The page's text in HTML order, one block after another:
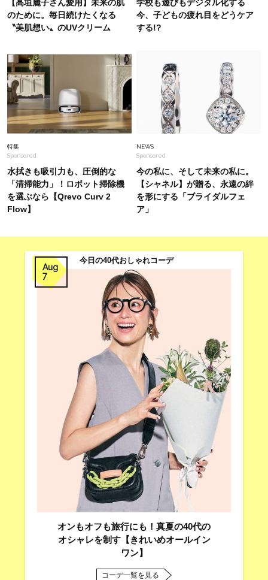
ランチもお出かけも！40代【Tシャツ×スカー
ト】の女っぽカジュアルコーデSNAP4選
Fashion 2026.8.7
とにかく履き心地が良い！【神シューズ】2選。
スタイリストが激推しする名品
【高垣麗子さん愛用】未来の肌
のために。毎日続けたくなる
〝美肌想い〟のUVクリーム
学校も遊びもデジタル化する
今、子どもの疲れ目をどうケア
する!?
特集
Sponsored
水拭きも吸引力も、圧倒的な
「清掃能力」！ロボット掃除機
を選ぶなら【Qrevo Curv 2
Flow】
NEWS
Sponsored
今の私に、そして未来の私に。
【シャネル】が贈る、永遠の絆
を形にする「ブライダルフェ
ア」
Aug
7
今日の40代おしゃれコーデ
オンもオフも旅行にも！真夏の40代の
オシャレを制す【きれいめオールイン
ワン】
コーデ一覧を見る